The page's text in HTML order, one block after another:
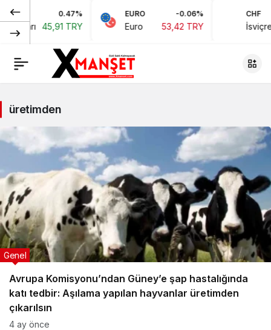
0.47%
45,91 TRY
EURO -0.06%
Euro 53,42 TRY
CHF
İsviçre
üretimden
Avrupa Komisyonu’ndan Güney’e şap hastalığında
katı tedbir: Aşılama yapılan hayvanlar üretimden
çıkarılsın
Genel
4 ay önce